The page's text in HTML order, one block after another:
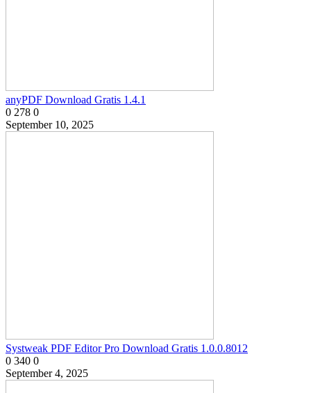
anyPDF Download Gratis 1.4.1
0 278 0
September 10, 2025
Systweak PDF Editor Pro Download Gratis 1.0.0.8012
0 340 0
September 4, 2025